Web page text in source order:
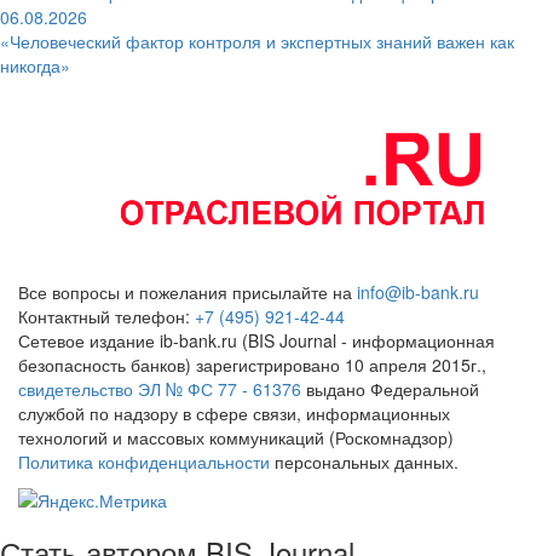
06.08.2026
«Человеческий фактор контроля и экспертных знаний важен как
никогда»
Все вопросы и пожелания присылайте на info@ib-bank.ru
Контактный телефон: +7 (495) 921-42-44
Сетевое издание ib-bank.ru (BIS Journal - информационная
безопасность банков) зарегистрировано 10 апреля 2015г.,
свидетельство ЭЛ № ФС 77 - 61376 выдано Федеральной
службой по надзору в сфере связи, информационных
технологий и массовых коммуникаций (Роскомнадзор)
Политика конфиденциальности персональных данных.